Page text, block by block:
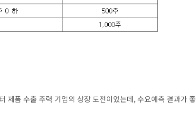
제품 수출 주력 기업의 상장 도전이었는데, 수요예측 결과가 좋